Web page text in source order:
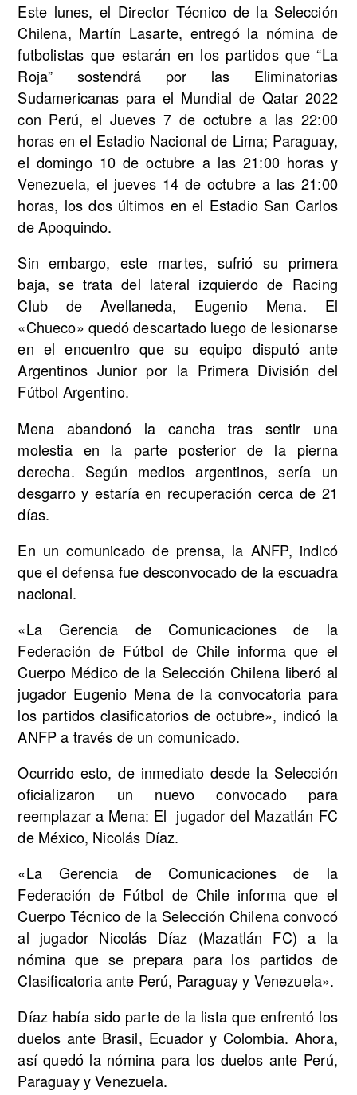
Este lunes, el Director Técnico de la Selección
Chilena, Martín Lasarte, entregó la nómina de
futbolistas que estarán en los partidos que “La
Roja” sostendrá por las Eliminatorias
Sudamericanas para el Mundial de Qatar 2022
con Perú, el Jueves 7 de octubre a las 22:00
horas en el Estadio Nacional de Lima; Paraguay,
el domingo 10 de octubre a las 21:00 horas y
Venezuela, el jueves 14 de octubre a las 21:00
horas, los dos últimos en el Estadio San Carlos
de Apoquindo.
Sin embargo, este martes, sufrió su primera
baja, se trata del lateral izquierdo de Racing
Club de Avellaneda, Eugenio Mena. El
«Chueco» quedó descartado luego de lesionarse
en el encuentro que su equipo disputó ante
Argentinos Junior por la Primera División del
Fútbol Argentino.
Mena abandonó la cancha tras sentir una
molestia en la parte posterior de la pierna
derecha. Según medios argentinos, sería un
desgarro y estaría en recuperación cerca de 21
días.
En un comunicado de prensa, la ANFP, indicó
que el defensa fue desconvocado de la escuadra
nacional.
«La Gerencia de Comunicaciones de la
Federación de Fútbol de Chile informa que el
Cuerpo Médico de la Selección Chilena liberó al
jugador Eugenio Mena de la convocatoria para
los partidos clasificatorios de octubre», indicó la
ANFP a través de un comunicado.
Ocurrido esto, de inmediato desde la Selección
oficializaron un nuevo convocado para
reemplazar a Mena: El jugador del Mazatlán FC
de México, Nicolás Díaz.
«La Gerencia de Comunicaciones de la
Federación de Fútbol de Chile informa que el
Cuerpo Técnico de la Selección Chilena convocó
al jugador Nicolás Díaz (Mazatlán FC) a la
nómina que se prepara para los partidos de
Clasificatoria ante Perú, Paraguay y Venezuela».
Díaz había sido parte de la lista que enfrentó los
duelos ante Brasil, Ecuador y Colombia. Ahora,
así quedó la nómina para los duelos ante Perú,
Paraguay y Venezuela.